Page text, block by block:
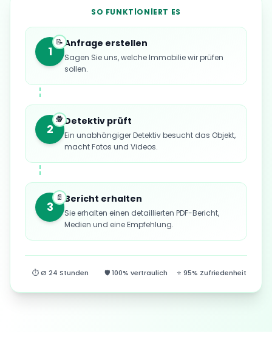
SO FUNKTIONIERT ES
1
📝Anfrage erstellen
Sagen Sie uns, welche Immobilie wir prüfen
sollen.
2
🕵️Detektiv prüft
Ein unabhängiger Detektiv besucht das Objekt,
macht Fotos und Videos.
3
📄 Bericht erhalten
Sie erhalten einen detaillierten PDF-Bericht,
Medien und eine Empfehlung.
⏱ Ø 24 Stunden 🛡 100% vertraulich ⭐ 95% Zufriedenheit